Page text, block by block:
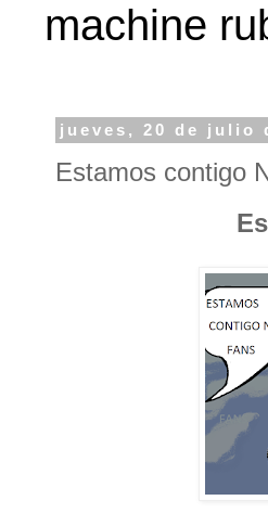
machine
jueves, 20 de julio
Estamos contigo